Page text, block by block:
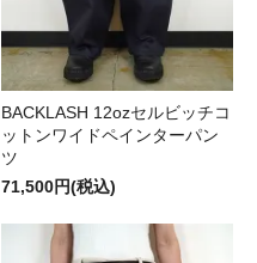
BACKLASH 12ozセルビッチコ
ットンワイドペインターパン
ツ
71,500円(税込)